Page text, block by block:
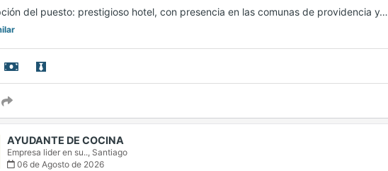
del puesto: prestigioso hotel, con presencia en las comunas de providencia y…
AYUDANTE DE COCINA
Empresa lider en su.., Santiago
06 de Agosto de 2026